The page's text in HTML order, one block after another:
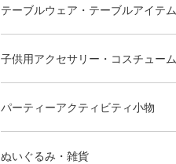
テーブルウェア・テーブルアイテム
子供用アクセサリー・コスチューム
パーティーアクティビティ小物
ぬいぐるみ・雑貨